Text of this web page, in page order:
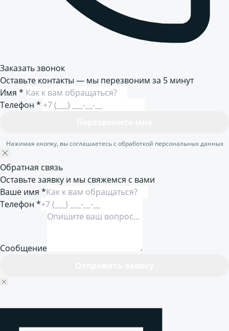
Заказать звонок
Оставьте контакты — мы перезвоним за 5 минут
Имя *
Телефон *
Нажимая кнопку, вы соглашаетесь с обработкой персональных данных
Обратная связь
Оставьте заявку и мы свяжемся с вами
Ваше имя *
Телефон *
Сообщение